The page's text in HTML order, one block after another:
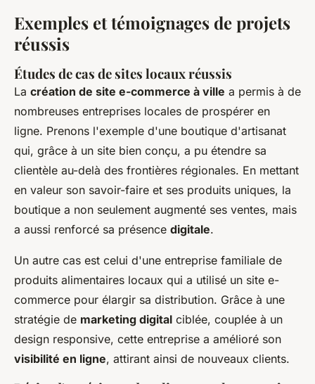
Exemples et témoignages de projets
réussis
Études de cas de sites locaux réussis
La création de site e-commerce à ville a permis à de
nombreuses entreprises locales de prospérer en
ligne. Prenons l'exemple d'une boutique d'artisanat
qui, grâce à un site bien conçu, a pu étendre sa
clientèle au-delà des frontières régionales. En mettant
en valeur son savoir-faire et ses produits uniques, la
boutique a non seulement augmenté ses ventes, mais
a aussi renforcé sa présence digitale.
Un autre cas est celui d'une entreprise familiale de
produits alimentaires locaux qui a utilisé un site e-
commerce pour élargir sa distribution. Grâce à une
stratégie de marketing digital ciblée, couplée à un
design responsive, cette entreprise a amélioré son
visibilité en ligne, attirant ainsi de nouveaux clients.